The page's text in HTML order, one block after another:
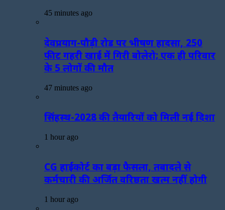
45 minutes ago
देवप्रयाग-पौड़ी रोड पर भीषण हादसा, 250
फीट गहरी खाई में गिरी बोलेरो; एक ही परिवार
के 5 लोगों की मौत
47 minutes ago
सिंहस्थ-2028 की तैयारियों को मिली नई दिशा
1 hour ago
CG हाईकोर्ट का बड़ा फैसला, तबादले से
कर्मचारी की अर्जित वरिष्ठता खत्म नहीं होगी
1 hour ago